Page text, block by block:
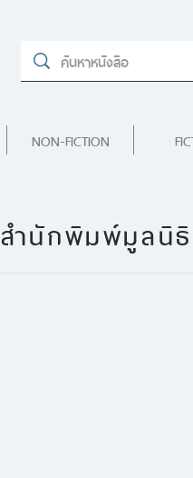
NON-FICTION
สำนักพิมพ์มูลนิ